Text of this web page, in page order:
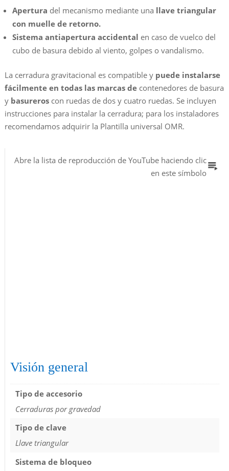
Apertura del mecanismo mediante una llave triangular
con muelle de retorno.
Sistema antiapertura accidental en caso de vuelco del
cubo de basura debido al viento, golpes o vandalismo.
La cerradura gravitacional es compatible ypuede instalarse
fácilmente en todas las marcas decontenedores de basura
ybasureroscon ruedas de dos y cuatro ruedas. Se incluyen
instrucciones para instalar la cerradura; para los instaladores
recomendamos adquirir la Plantilla universal OMR.
Abre la lista de reproducción de YouTube haciendo clic
en este símbolo
Visión general
Tipo de accesorio
Cerraduras por gravedad
Tipo de clave
Llave triangular
Sistema de bloqueo